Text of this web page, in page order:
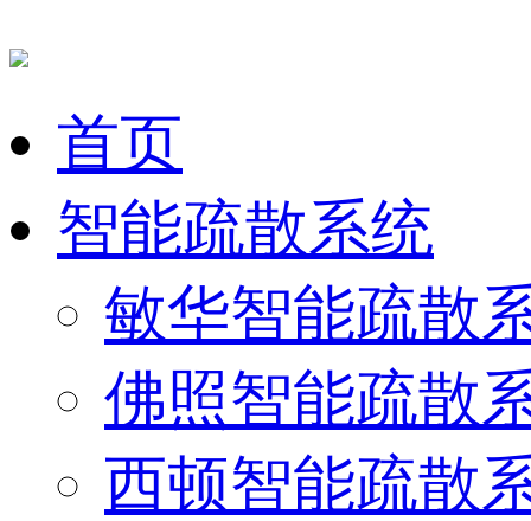
首页
智能疏散系统
敏华智能疏散
佛照智能疏散
西顿智能疏散